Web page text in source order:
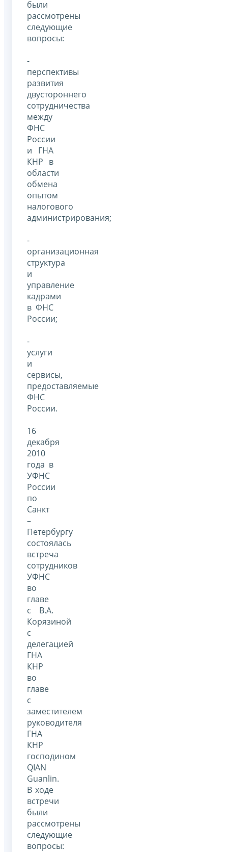
были
рассмотрены
следующие
вопросы:
-
перспективы
развития
двустороннего
сотрудничества
между
ФНС
России
и ГНА
КНР в
области
обмена
опытом
налогового
администрирования;
-
организационная
структура
и
управление
кадрами
в ФНС
России;
-
услуги
и
сервисы,
предоставляемые
ФНС
России.
16
декабря
2010
года в
УФНС
России
по
Санкт
–
Петербургу
состоялась
встреча
сотрудников
УФНС
во
главе
с В.А.
Корязиной
с
делегацией
ГНА
КНР
во
главе
с
заместителем
руководителя
ГНА
КНР
господином
QIAN
Guanlin.
В ходе
встречи
были
рассмотрены
следующие
вопросы: